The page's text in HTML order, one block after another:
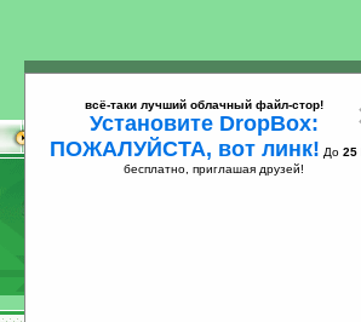
всё-таки лучший облачный файл-стор!
Установите DropBox:
ПОЖАЛУЙСТА, вот линк! До 25
бесплатно, приглашая друзей!